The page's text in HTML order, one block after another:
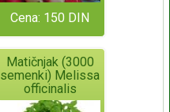
Cena: 150 DIN
Matičnjak (3000
semenki) Melissa
officinalis